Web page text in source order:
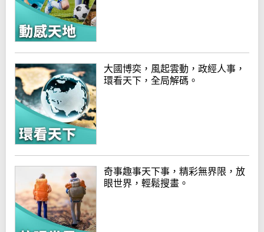
大國博奕，風起雲動，政經人事，
環看天下，全局解碼。
奇事趣事天下事，精彩無界限，放
眼世界，輕鬆搜畫。